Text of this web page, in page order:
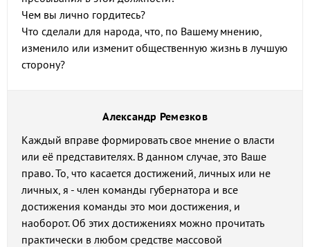
Чем вы лично гордитесь?
Что сделали для народа, что, по Вашему мнению,
изменило или изменит общественную жизнь в лучшую
сторону?
Александр Ремезков
Каждый вправе формировать свое мнение о власти
или её представителях. В данном случае, это Ваше
право. То, что касается достижений, личных или не
личных, я - член команды губернатора и все
достижения команды это мои достижения, и
наоборот. Об этих достижениях можно прочитать
практически в любом средстве массовой